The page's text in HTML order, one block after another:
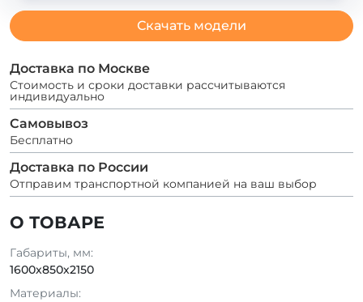
О ТОВАРЕ
Габариты, мм:
1600х850х2150
Материалы:
Скачать модели
Доставка по Москве
Стоимость и сроки доставки рассчитываются
индивидуально
Самовывоз
Бесплатно
Доставка по России
Отправим транспортной компанией на ваш выбор